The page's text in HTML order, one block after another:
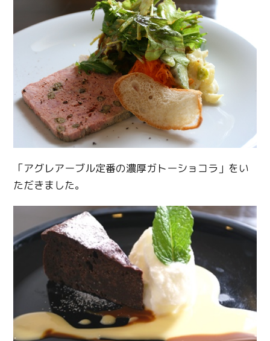
「アグレアーブル定番の濃厚ガトーショコラ」をい
ただきました。
Facebook
Line
Copy URL